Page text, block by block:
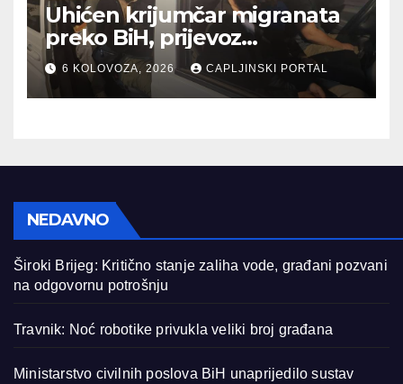
Uhićen krijumčar migranata
preko BiH, prijevoz
naplaćivao i do 10.000 eura
6 KOLOVOZA, 2026 CAPLJINSKI PORTAL
NEDAVNO
Široki Brijeg: Kritično stanje zaliha vode, građani pozvani
na odgovornu potrošnju
Travnik: Noć robotike privukla veliki broj građana
Ministarstvo civilnih poslova BiH unaprijedilo sustav